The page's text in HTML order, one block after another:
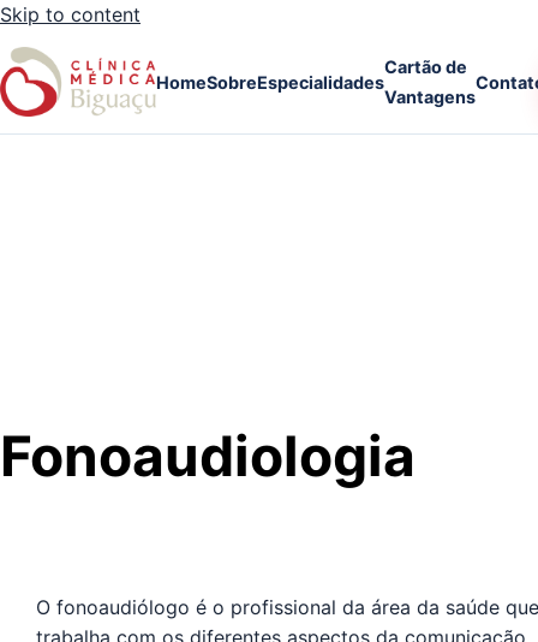
Skip to content
HomeSobreEspecialidades
Cartão de
Vantagens
Fonoaudiologia
O fonoaudiólogo é o profissional da área da saúde que
trabalha com os diferentes aspectos da comunicação